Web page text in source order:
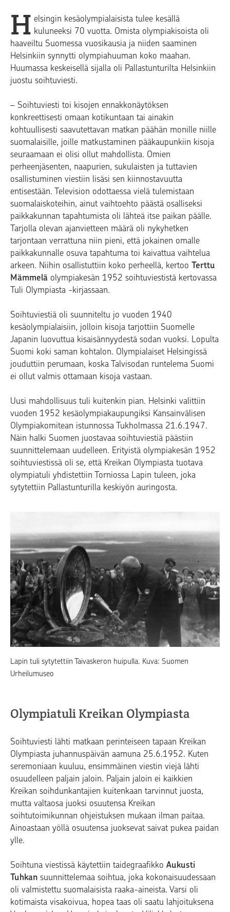
H elsingin kesäolympialaisista tulee kesällä
kuluneeksi 70 vuotta. Omista olympiakisoista oli
haaveiltu Suomessa vuosikausia ja niiden saaminen
Helsinkiin synnytti olympiahuuman koko maahan.
Huumassa keskeisellä sijalla oli Pallastunturilta Helsinkiin
juostu soihtuviesti.
– Soihtuviesti toi kisojen ennakkonäytöksen
konkreettisesti omaan kotikuntaan tai ainakin
kohtuullisesti saavutettavan matkan päähän monille niille
suomalaisille, joille matkustaminen pääkaupunkiin kisoja
seuraamaan ei olisi ollut mahdollista. Omien
perheenjäsenten, naapurien, sukulaisten ja tuttavien
osallistuminen viestiin lisäsi sen kiinnostavuutta
entisestään. Television odottaessa vielä tulemistaan
suomalaiskoteihin, ainut vaihtoehto päästä osalliseksi
paikkakunnan tapahtumista oli lähteä itse paikan päälle.
Tarjolla olevan ajanvietteen määrä oli nykyhetken
tarjontaan verrattuna niin pieni, että jokainen omalle
paikkakunnalle osuva tapahtuma toi kaivattua vaihtelua
arkeen. Niihin osallistuttiin koko perheellä, kertoo Terttu
Mämmelä olympiakesän 1952 soihtuviestistä kertovassa
Tuli Olympiasta -kirjassaan.
Soihtuviestiä oli suunniteltu jo vuoden 1940
kesäolympialaisiin, jolloin kisoja tarjottiin Suomelle
Japanin luovuttua kisaisännyydestä sodan vuoksi. Lopulta
Suomi koki saman kohtalon. Olympialaiset Helsingissä
jouduttiin perumaan, koska Talvisodan runtelema Suomi
ei ollut valmis ottamaan kisoja vastaan.
Uusi mahdollisuus tuli kuitenkin pian. Helsinki valittiin
vuoden 1952 kesäolympiakaupungiksi Kansainvälisen
Olympiakomitean istunnossa Tukholmassa 21.6.1947.
Näin halki Suomen juostavaa soihtuviestiä päästiin
suunnittelemaan uudelleen. Erityistä olympiakesän 1952
soihtuviestissä oli se, että Kreikan Olympiasta tuotava
olympiatuli yhdistettiin Torniossa Lapin tuleen, joka
sytytettiin Pallastunturilla keskiyön auringosta.
Lapin tuli sytytettiin Taivaskeron huipulla. Kuva: Suomen
Urheilumuseo
Olympiatuli Kreikan Olympiasta
Soihtuviesti lähti matkaan perinteiseen tapaan Kreikan
Olympiasta juhannuspäivän aamuna 25.6.1952. Kuten
seremoniaan kuuluu, ensimmäinen viestin viejä lähti
osuudelleen paljain jaloin. Paljain jaloin ei kaikkien
Kreikan soihdunkantajien kuitenkaan tarvinnut juosta,
mutta valtaosa juoksi osuutensa Kreikan
soihtutoimikunnan ohjeistuksen mukaan ilman paitaa.
Ainoastaan yöllä osuutensa juoksevat saivat pukea paidan
ylle.
Soihtuna viestissä käytettiin taidegraafikko Aukusti
Tuhkan suunnittelemaa soihtua, joka kokonaisuudessaan
oli valmistettu suomalaisista raaka-aineista. Varsi oli
kotimaista visakoivua, hopea taas oli saatu lahjoituksena